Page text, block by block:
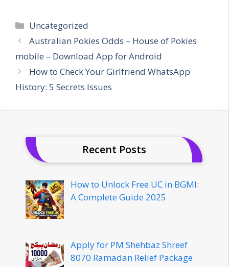
Categories
Uncategorized
Australian Pokies Odds – House of Pokies
mobile – Download App for Android
How to Check Your Girlfriend WhatsApp
History: 5 Secrets Issues
Recent Posts
How to Unlock Free UC in BGMI:
A Complete Guide 2025
Apply for PM Shehbaz Shreef
8070 Ramadan Relief Package